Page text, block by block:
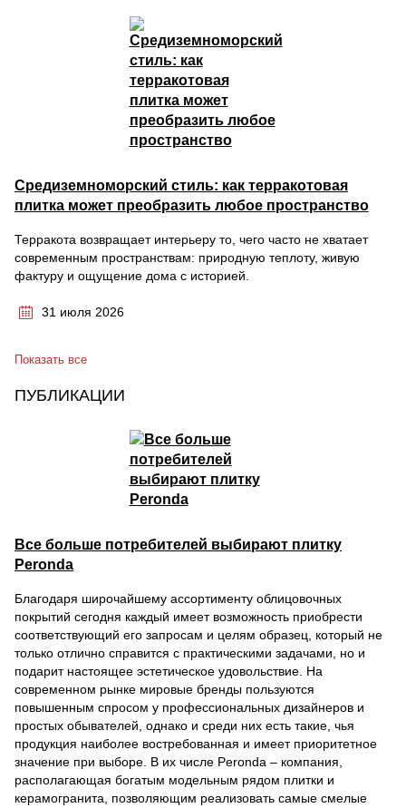
Средиземноморский стиль: как терракотовая
плитка может преобразить любое пространство
Терракота возвращает интерьеру то, чего часто не хватает
современным пространствам: природную теплоту, живую
фактуру и ощущение дома с историей.
31 июля 2026
Показать все
ПУБЛИКАЦИИ
Все больше потребителей выбирают плитку
Peronda
Благодаря широчайшему ассортименту облицовочных
покрытий сегодня каждый имеет возможность приобрести
соответствующий его запросам и целям образец, который не
только отлично справится с практическими задачами, но и
подарит настоящее эстетическое удовольствие. На
современном рынке мировые бренды пользуются
повышенным спросом у профессиональных дизайнеров и
простых обывателей, однако и среди них есть такие, чья
продукция наиболее востребованная и имеет приоритетное
значение при выборе. В их числе Peronda – компания,
располагающая богатым модельным рядом плитки и
керамогранита, позволяющим реализовать самые смелые